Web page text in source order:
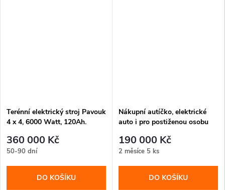
Terénní elektrický stroj Pavouk
4 x 4, 6000 Watt, 120Ah.
360 000 Kč
50-90 dní
DO KOŠÍKU
Nákupní autíčko, elektrické
auto i pro postiženou osobu
190 000 Kč
2 měsíce 5 ks
DO KOŠÍKU